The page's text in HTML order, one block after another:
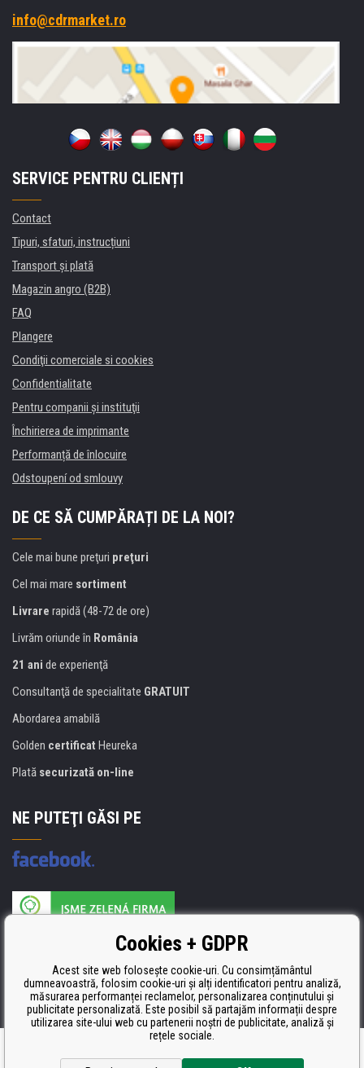
info@cdrmarket.ro
SERVICE PENTRU CLIENȚI
Contact
Tipuri, sfaturi, instrucțiuni
Transport şi plată
Magazin angro (B2B)
FAQ
Plangere
Condiţii comerciale si cookies
Confidentialitate
Pentru companii și instituţii
Închirierea de imprimante
Performanță de înlocuire
Odstoupení od smlouvy
DE CE SĂ CUMPĂRAȚI DE LA NOI?
Cele mai bune preţuri preţuri
Cel mai mare sortiment
Livrare rapidă (48-72 de ore)
Livrăm oriunde în România
21 ani de experienţă
Consultanţă de specialitate GRATUIT
Abordarea amabilă
Golden certificat Heureka
Plată securizată on-line
NE PUTEŢI GĂSI PE
Producătorul umpluturii de rezervă este certificat
ISO 9001, ISO 14001 şi STMC.
Ecommerce solutionsBINARGON.cz
Cookies + GDPR
Acest site web folosește cookie-uri. Cu consimțământul
dumneavoastră, folosim cookie-uri și alți identificatori pentru analiză,
măsurarea performanței reclamelor, personalizarea conținutului și
publicitate personalizată. Este posibil să partajăm informații despre
utilizarea site-ului web cu partenerii noștri de publicitate, analiză și
rețele sociale.